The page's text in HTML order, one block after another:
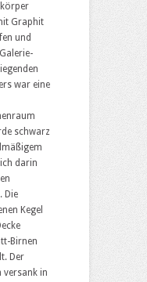
Graphit
und
war eine
schwarz
darin
Die
Kegel
Birnen
Der
versank in